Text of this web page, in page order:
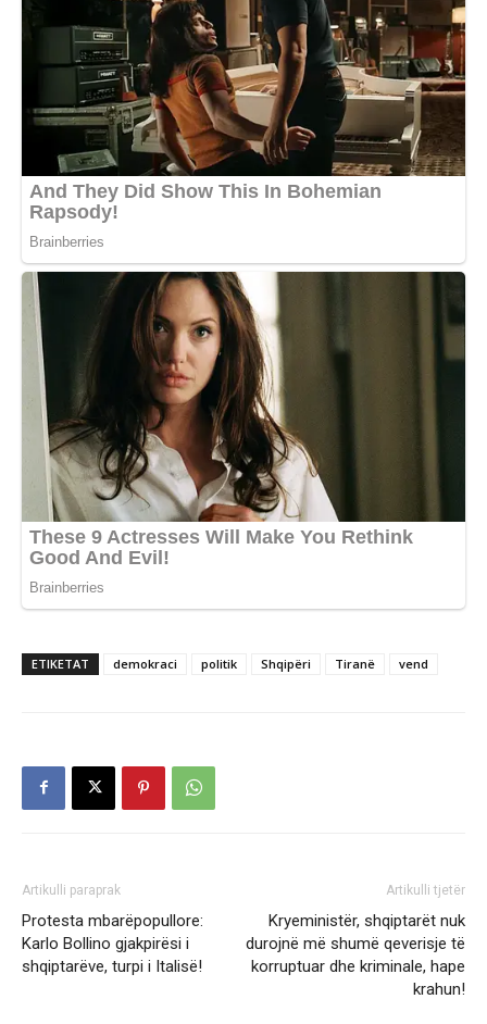
ETIKETAT demokraci politik Shqipëri Tiranë vend
Artikulli paraprak
Protesta mbarëpopullore:
Karlo Bollino gjakpirësi i
shqiptarëve, turpi i Italisë!
Artikulli tjetër
Kryeministër, shqiptarët nuk
durojnë më shumë qeverisje të
korruptuar dhe kriminale, hape
krahun!